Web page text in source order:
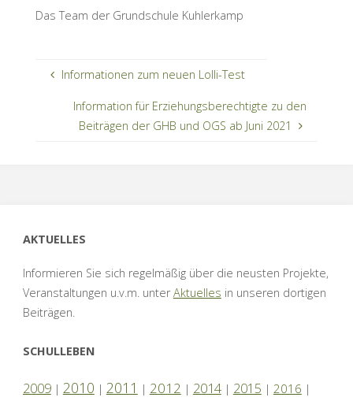
Das Team der Grundschule Kuhlerkamp
Informationen zum neuen Lolli-Test
Information für Erziehungsberechtigte zu den
Beiträgen der GHB und OGS ab Juni 2021
AKTUELLES
Informieren Sie sich regelmäßig über die neusten Projekte,
Veranstaltungen u.v.m. unterAktuelles in unseren dortigen
Beiträgen.
SCHULLEBEN
2009| 2010 | 2011 | 2012 | 2014| 2015 | 2016 |